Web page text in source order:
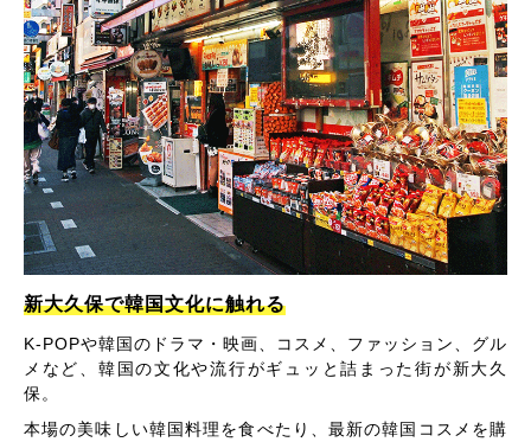
新大久保で韓国文化に触れる
K-POPや韓国のドラマ・映画、コスメ、ファッション、グル
メなど、韓国の文化や流行がギュッと詰まった街が新大久
保。
本場の美味しい韓国料理を食べたり、最新の韓国コスメを購